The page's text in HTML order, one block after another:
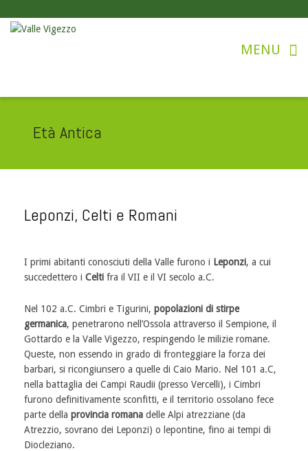
Età Antica
Leponzi, Celti e Romani
I primi abitanti conosciuti della Valle furono i Leponzi, a cui
succedettero i Celti fra il VII e il VI secolo a.C.
Nel 102 a.C. Cimbri e Tigurini, popolazioni di stirpe
germanica, penetrarono nell’Ossola attraverso il Sempione, il
Gottardo e la Valle Vigezzo, respingendo le milizie romane.
Queste, non essendo in grado di fronteggiare la forza dei
barbari, si ricongiunsero a quelle di Caio Mario. Nel 101 a.C,
nella battaglia dei Campi Raudii (presso Vercelli), i Cimbri
furono definitivamente sconfitti, e il territorio ossolano fece
parte della provincia romana delle Alpi atrezziane (da
Atrezzio, sovrano dei Leponzi) o lepontine, fino ai tempi di
Diocleziano.